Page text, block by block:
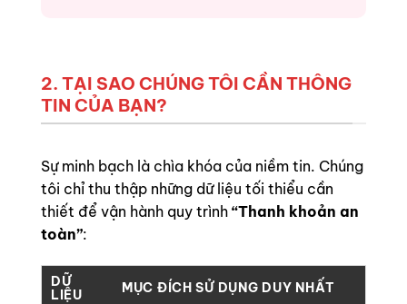
2. TẠI SAO CHÚNG TÔI CẦN THÔNG
TIN CỦA BẠN?
Sự minh bạch là chìa khóa của niềm tin. Chúng
tôi chỉ thu thập những dữ liệu tối thiểu cần
thiết để vận hành quy trình “Thanh khoản an
toàn”:
DỮ
LIỆU
MỤC ĐÍCH SỬ DỤNG DUY NHẤT